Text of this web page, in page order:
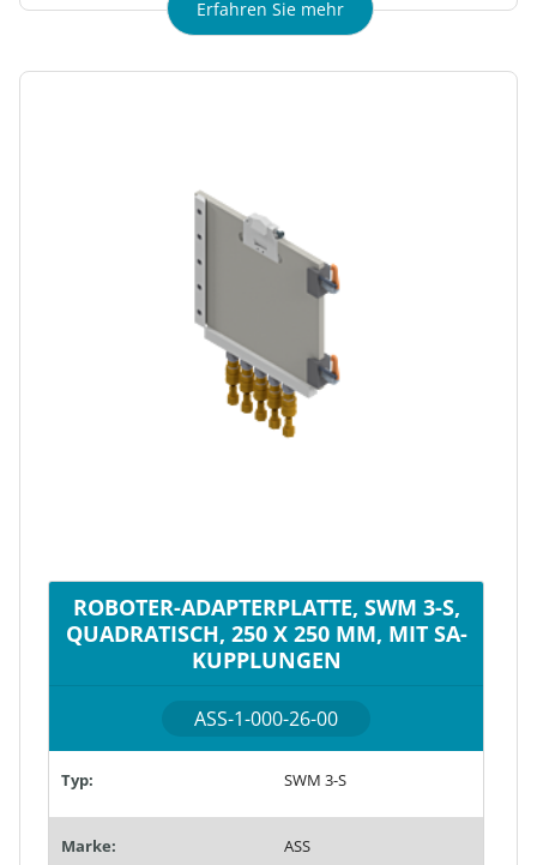
Erfahren Sie mehr
ROBOTER-ADAPTERPLATTE, SWM 3-S,
QUADRATISCH, 250 X 250 MM, MIT SA-
KUPPLUNGEN
ASS-1-000-26-00
Typ: SWM 3-S
Marke: ASS